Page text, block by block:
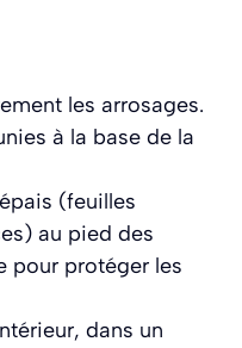
les arrosages.
à la base de la
(feuilles
au pied des
pour protéger les
dans un